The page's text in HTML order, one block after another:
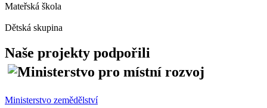
Mateřská škola
Dětská skupina
Naše projekty podpořili
Ministerstvo zemědělství